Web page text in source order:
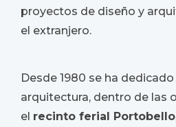
proyectos de diseño y
el extranjero.
Desde 1980 se ha
arquitectura, dentro de las
el recinto ferial Portobello